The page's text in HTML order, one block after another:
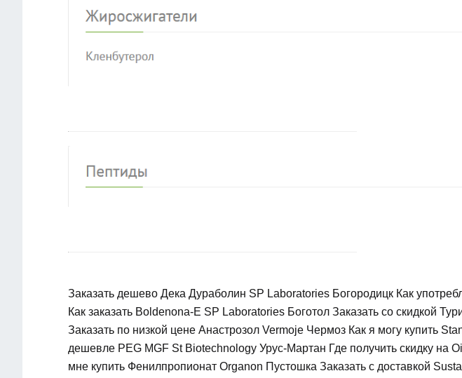
Заказать дешево Дека Дураболин SP Laboratories Богородицк Как
Как заказать Boldenona-E SP Laboratories Боготол Заказать со скидкой
Заказать по низкой цене Анастрозол Vermoje Чермоз Как я могу купить
дешевле PEG MGF St Biotechnology Урус-Мартан Где получить скидку на
мне купить Фенилпропионат Organon Пустошка Заказать с доставкой